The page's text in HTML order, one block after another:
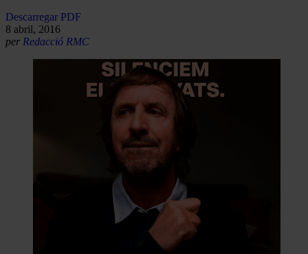
Descarregar PDF
8 abril, 2016
per Redacció RMC